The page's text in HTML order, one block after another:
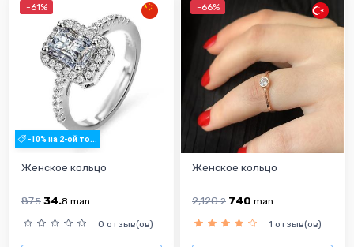
-61%
-10% на 2-ой то...
Женское кольцо
87.5 34.8 man
0 отзыв(ов)
-66%
Женское кольцо
2,120.2 740 man
1 отзыв(ов)